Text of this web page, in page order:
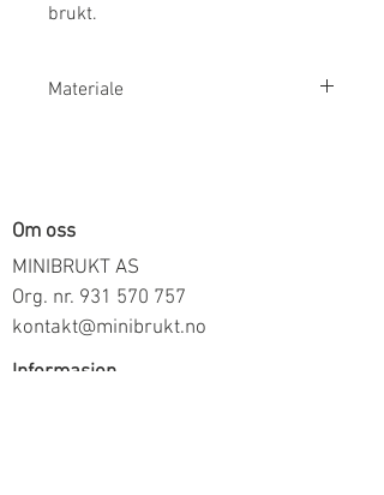
brukt.
Materiale
Om oss
MINIBRUKT AS
Org. nr. 931 570 757
kontakt@minibrukt.no
Informasjon